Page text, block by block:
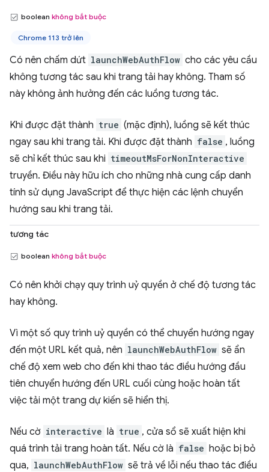
boolean không bắt buộc
Chrome 113 trở lên
Có nên chấm dứt launchWebAuthFlow cho các yêu cầu
không tương tác sau khi trang tải hay không. Tham số
này không ảnh hưởng đến các luồng tương tác.
Khi được đặt thành true (mặc định), luồng sẽ kết thúc
ngay sau khi trang tải. Khi được đặt thành false , luồng
sẽ chỉ kết thúc sau khi timeoutMsForNonInteractive
truyền. Điều này hữu ích cho những nhà cung cấp danh
tính sử dụng JavaScript để thực hiện các lệnh chuyển
hướng sau khi trang tải.
tương tác
boolean không bắt buộc
Có nên khởi chạy quy trình uỷ quyền ở chế độ tương tác
hay không.
Vì một số quy trình uỷ quyền có thể chuyển hướng ngay
đến một URL kết quả, nên launchWebAuthFlow sẽ ẩn
chế độ xem web cho đến khi thao tác điều hướng đầu
tiên chuyển hướng đến URL cuối cùng hoặc hoàn tất
việc tải một trang dự kiến sẽ hiển thị.
Nếu cờ interactive là true , cửa sổ sẽ xuất hiện khi
quá trình tải trang hoàn tất. Nếu cờ là false hoặc bị bỏ
qua, launchWebAuthFlow sẽ trả về lỗi nếu thao tác điều